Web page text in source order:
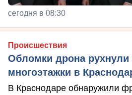
сегодня в 08:30
Происшествия
Обломки дрона рухнули
многоэтажки в
В Краснодаре обнаружили